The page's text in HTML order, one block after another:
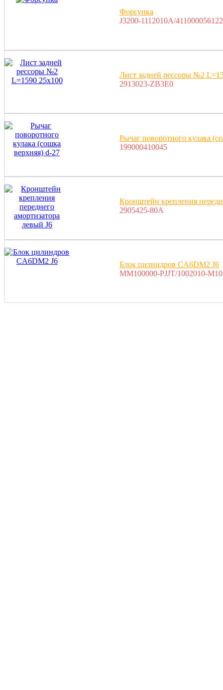
Форсунка
J3200-1112010A/
Лист задней рессоры №2
2913023-ZB3E0
Рычаг поворотного кулака
199000410045
Кронштейн крепления
2905425-80A
Блок цилиндров CA6DM2 J6
MM100000-PJJT/1002010-